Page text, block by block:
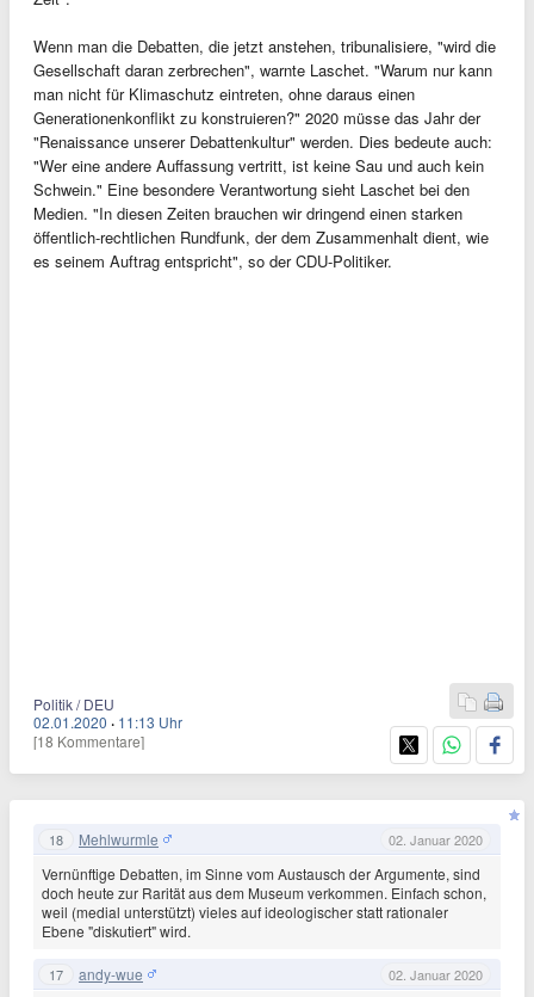
Wenn man die Debatten, die jetzt anstehen, tribunalisiere, "wird die
Gesellschaft daran zerbrechen", warnte Laschet. "Warum nur kann
man nicht für Klimaschutz eintreten, ohne daraus einen
Generationenkonflikt zu konstruieren?" 2020 müsse das Jahr der
"Renaissance unserer Debattenkultur" werden. Dies bedeute auch:
"Wer eine andere Auffassung vertritt, ist keine Sau und auch kein
Schwein." Eine besondere Verantwortung sieht Laschet bei den
Medien. "In diesen Zeiten brauchen wir dringend einen starken
öffentlich-rechtlichen Rundfunk, der dem Zusammenhalt dient, wie
es seinem Auftrag entspricht", so der CDU-Politiker.
Politik / DEU
02.01.2020 · 11:13 Uhr
[18 Kommentare]
18 Mehlwurmle 02. Januar 2020
Vernünftige Debatten, im Sinne vom Austausch der Argumente, sind
doch heute zur Rarität aus dem Museum verkommen. Einfach schon,
weil (medial unterstützt) vieles auf ideologischer statt rationaler
Ebene "diskutiert" wird.
17 andy-wue 02. Januar 2020